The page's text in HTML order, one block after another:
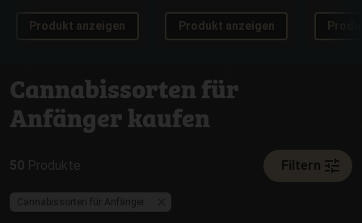
Produkt anzeigen Produkt anzeigen
Cannabissorten für
Anfänger kaufen
50 Produkte Filtern tune
Cannabissorten für Anfänger